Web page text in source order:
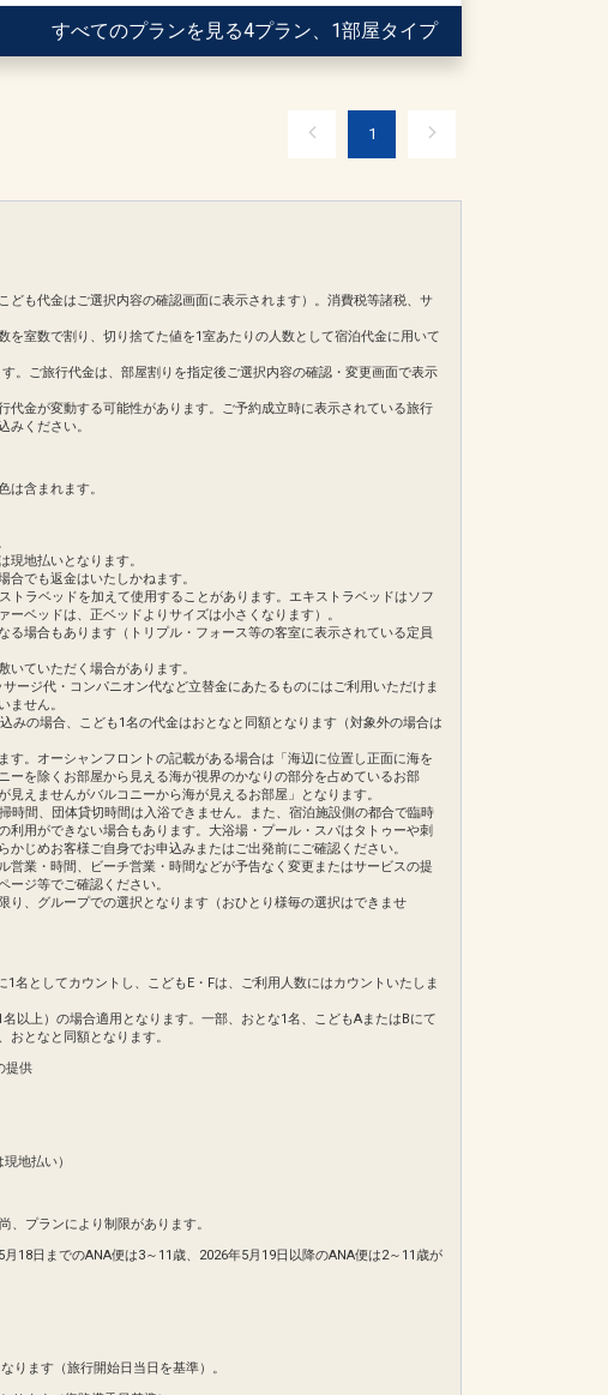
除く）
1-17396930
いつの時代も心をこめてお客様をお迎えしてまいりました。世
もてなし」と最新設備をあわせ持ち、皇居・日比谷公園の緑を
座まで徒歩圏内とビジネス・観光の拠点に最適です。
ドリンクをお部屋でお楽しみいただけます
除く）
利用無料（１日１時間まで）※要予約
プワークス」
ラン」をご用意しています。
ラン」を掲載しています。
年3月31日
17144872
すべてのプランを見る4プラン、1部屋タイプ
1
ども代金はご選択内容の確認画面に表示されます）。消費税等諸税、サ
室数で割り、切り捨てた値を1室あたりの人数として宿泊代金に用いて
。ご旅行代金は、部屋割りを指定後ご選択内容の確認・変更画面で表示
代金が変動する可能性があります。ご予約成立時に表示されている旅行
みください。
は含まれます。
地払いとなります。
合でも返金はいたしかねます。
トラベッドを加えて使用することがあります。エキストラベッドはソフ
ベッドは、正ベッドよりサイズは小さくなります）。
る場合もあります（トリプル・フォース等の客室に表示されている定員
いていただく場合があります。
ージ代・コンパニオン代など立替金にあたるものにはご利用いただけま
ません。
みの場合、こども1名の代金はおとなと同額となります（対象外の場合は
す。オーシャンフロントの記載がある場合は「海辺に位置し正面に海を
ーを除くお部屋から見える海が視界のかなりの部分を占めているお部
えませんがバルコニーから海が見えるお部屋」となります。
時間、団体貸切時間は入浴できません。また、宿泊施設側の都合で臨時
用ができない場合もあります。大浴場・プール・スパはタトゥーや刺
じめお客様ご自身でお申込みまたはご出発前にご確認ください。
営業・時間、ビーチ営業・時間などが予告なく変更またはサービスの提
ジ等でご確認ください。
り、グループでの選択となります（おひとり様毎の選択はできませ
名としてカウントし、こどもE・Fは、ご利用人数にはカウントいたしま
以上）の場合適用となります。一部、おとな1名、こどもAまたはBにて
となと同額となります。
提供
地払い）
プランにより制限があります。
18日までのANA便は3～11歳、2026年5月19日以降のANA便は2～11歳が
ります（旅行開始日当日を基準）。